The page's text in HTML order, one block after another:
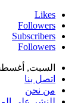
Likes
Followers
Subscribers
Followers
السبت, أغسطس 8,
اتصل بنا
من نحن